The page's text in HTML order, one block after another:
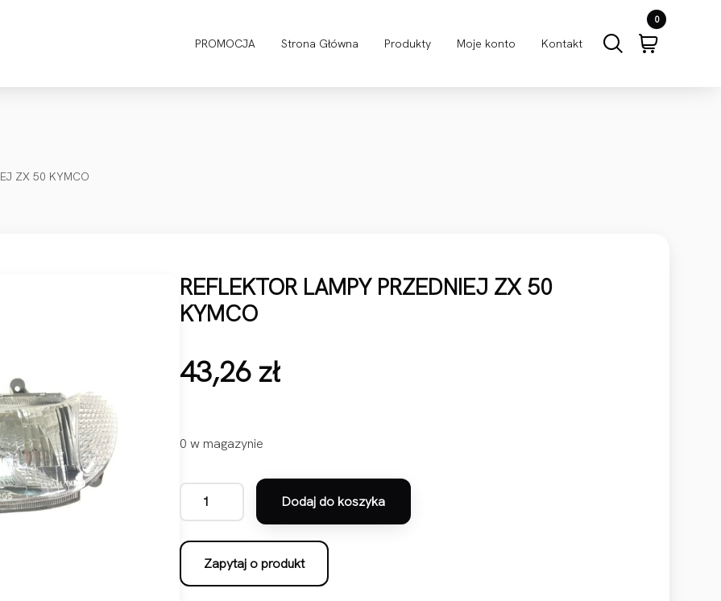
PROMOCJA Strona Główna Produkty Moje konto Kontakt
0
ZX 50 KYMCO
REFLEKTOR LAMPY PRZEDNIEJ ZX 50
KYMCO
43,26 zł
0 w magazynie
ilość REFLEKTOR LAMPY PRZEDNIEJ ZX 50 KYMCO
Dodaj do koszyka
Zapytaj o produkt